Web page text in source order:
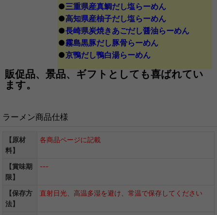
●三重県産真鯛だし塩らーめん
●高知県産柚子だし塩らーめん
●長崎県炭焼きあごだし醤油らーめん
●霧島黒豚だし豚骨らーめん
●京鴨だし鴨白湯らーめん
販促品、景品、ギフトとしても喜ばれてい
ます。
ラーメン商品仕様
【原材
料】
各商品ページに記載
【賞味期
限】
---
【保存方
法】
直射日光、高温多湿を避け、常温で保存してください